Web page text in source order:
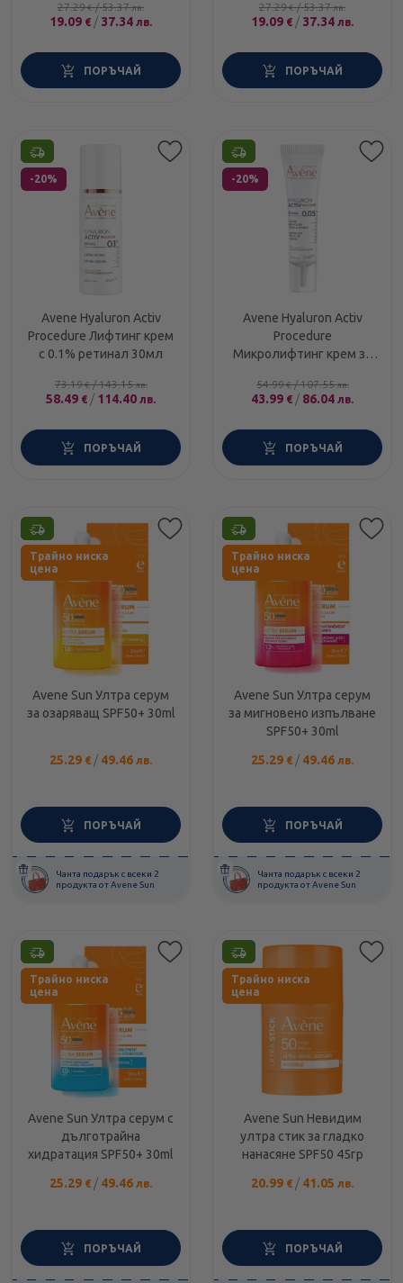
27.29€ / 53.37лв.
19.09 € / 37.34 лв.
ПОРЪЧАЙ
27.29€ / 53.37лв.
19.09 € / 37.34 лв.
ПОРЪЧАЙ
Етикети
-20%
Avene Hyaluron Activ
Procedure Лифтинг крем
с 0.1% ретинал 30мл
73.19€ / 143.15лв.
58.49 € / 114.40 лв.
ПОРЪЧАЙ
Етикети
-20%
Avene Hyaluron Activ
Procedure
Микролифтинг крем за
0.05% ретинал 15мл
54.99€ / 107.55лв.
43.99 € / 86.04 лв.
ПОРЪЧАЙ
Етикети
Трайно ниска
цена
Avene Sun Ултра серум
за озаряващ SPF50+ 30ml
25.29 € / 49.46 лв.
ПОРЪЧАЙ
Чанта подарък с всеки 2
продукта от Avene Sun
Етикети
Трайно ниска
цена
Avene Sun Ултра серум
за мигновено изпълване
SPF50+ 30ml
25.29 € / 49.46 лв.
ПОРЪЧАЙ
Чанта подарък с всеки 2
продукта от Avene Sun
Етикети
Трайно ниска
цена
Avene Sun Ултра серум с
дълготрайна
хидратация SPF50+ 30ml
25.29 € / 49.46 лв.
ПОРЪЧАЙ
Етикети
Трайно ниска
цена
Avene Sun Невидим
ултра стик за гладко
нанасяне SPF50 45гр
20.99 € / 41.05 лв.
ПОРЪЧАЙ